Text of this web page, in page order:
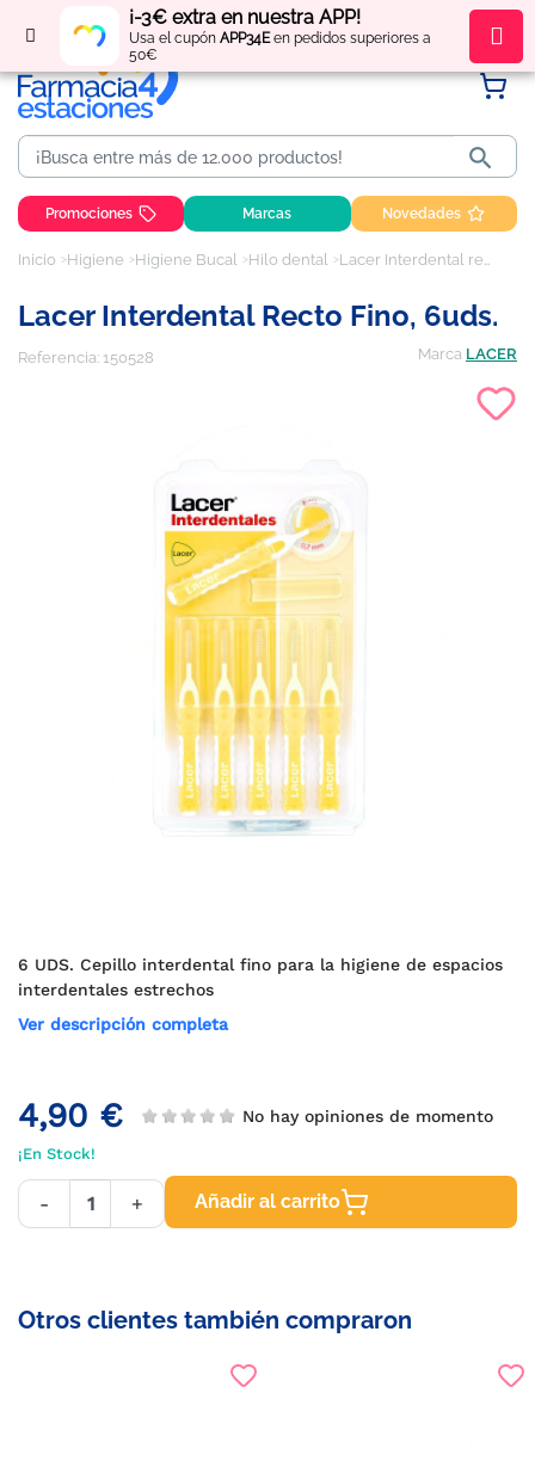
¡-3€ extra en nuestra APP!
Usa el cupón APP34Een pedidos superiores a
50€
Regístratey obténpuntos por tus compras

Promociones Marcas Novedades
Inicio Higiene Higiene Bucal Hilo dental Lacer Interdental recto fino, 6uds.
Lacer Interdental Recto Fino, 6uds.
Referencia: 150528 Marca LACER
6 UDS. Cepillo interdental fino para la higiene de espacios
interdentales estrechos
Ver descripción completa
4,90 € No hay opiniones de momento
¡En Stock!
- + Añadir al carrito
Otros clientes también compraron